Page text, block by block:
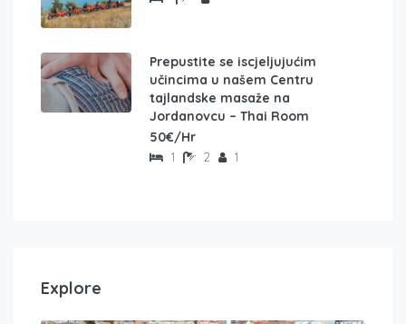
Prepustite se iscjeljujućim
učincima u našem Centru
tajlandske masaže na
Jordanovcu – Thai Room
50€/Hr
1 2 1
Explore